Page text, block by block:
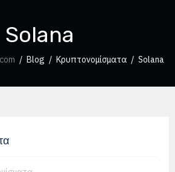
Solana
Blog Κρυπτονομίσματα Solana